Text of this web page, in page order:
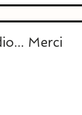
Merci